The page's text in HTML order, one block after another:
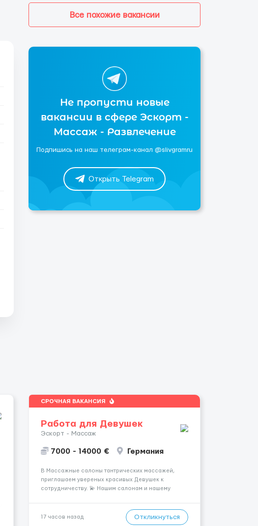
Все похожие вакансии
Не пропусти новые
вакансии в сфере Эскорт -
Массаж - Развлечение
Подпишись на наш телеграм-канал @slivgramru
Открыть Telegram
СРОЧНАЯ ВАКАНСИЯ
Работа для Девушек
Эскорт - Массаж
7000 - 14000 € Германия
В Массажные салоны тантрических массажей,
приглашаем увереных красивых Девушек к
сотрудничеству. 💫 Нашим салонам и нашему
заработная плата 💚Мы гарантируем Наличие
17 часов назад Откликнуться